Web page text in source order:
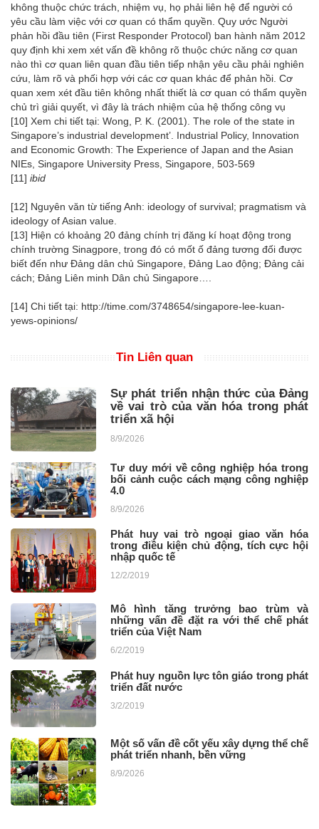
không thuộc chức trách, nhiệm vụ, họ phải liên hệ để người có
yêu cầu làm việc với cơ quan có thẩm quyền. Quy ước Người
phản hồi đầu tiên (First Responder Protocol) ban hành năm 2012
quy định khi xem xét vấn đề không rõ thuộc chức năng cơ quan
nào thì cơ quan liên quan đầu tiên tiếp nhận yêu cầu phải nghiên
cứu, làm rõ và phối hợp với các cơ quan khác để phản hồi. Cơ
quan xem xét đầu tiên không nhất thiết là cơ quan có thẩm quyền
chủ trì giải quyết, vì đây là trách nhiệm của hệ thống công vụ
[10] Xem chi tiết tại: Wong, P. K. (2001). The role of the state in
Singapore’s industrial development’. Industrial Policy, Innovation
and Economic Growth: The Experience of Japan and the Asian
NIEs, Singapore University Press, Singapore, 503-569
[11] ibid
[12] Nguyên văn từ tiếng Anh: ideology of survival; pragmatism và
ideology of Asian value.
[13] Hiện có khoảng 20 đảng chính trị đăng kí hoạt động trong
chính trường Sinagpore, trong đó có mốt ố đảng tương đối được
biết đến như Đảng dân chủ Singapore, Đảng Lao động; Đảng cải
cách; Đảng Liên minh Dân chủ Singapore….
[14] Chi tiết tại: http://time.com/3748654/singapore-lee-kuan-
yews-opinions/
Tin Liên quan
Sự phát triển nhận thức của Đảng
về vai trò của văn hóa trong phát
triển xã hội
8/9/2026
Tư duy mới về công nghiệp hóa trong
bối cảnh cuộc cách mạng công nghiệp
4.0
8/9/2026
Phát huy vai trò ngoại giao văn hóa
trong điều kiện chủ động, tích cực hội
nhập quốc tế
12/2/2019
Mô hình tăng trưởng bao trùm và
những vấn đề đặt ra với thể chế phát
triển của Việt Nam
6/2/2019
Phát huy nguồn lực tôn giáo trong phát
triển đất nước
3/2/2019
Một số vấn đề cốt yếu xây dựng thể chế
phát triển nhanh, bền vững
8/9/2026